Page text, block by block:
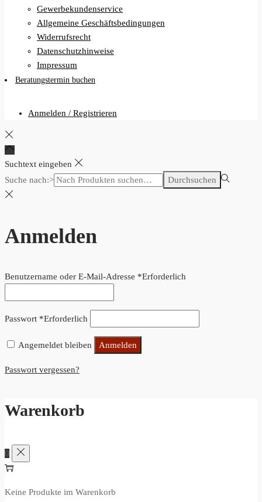
Gewerbekundenservice
Allgemeine Geschäftsbedingungen
Widerrufsrecht
Datenschutzhinweise
Impressum
Beratungstermin buchen
Anmelden / Registrieren
Suchtext eingeben
Suche nach:>
Durchsuchen
Anmelden
Benutzername oder E-Mail-Adresse *Erforderlich
Passwort *Erforderlich
Angemeldet bleiben Anmelden
Passwort vergessen?
Warenkorb
0
Keine Produkte im Warenkorb